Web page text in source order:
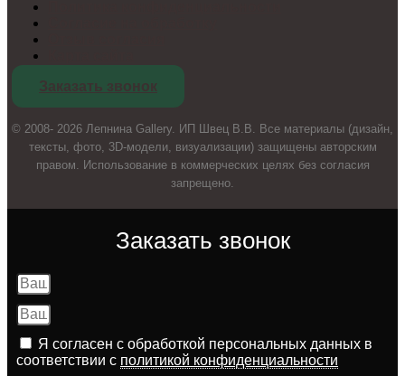
Заказать звонок
© 2008- 2026 Лепнина Gallery. ИП Швец В.В. Все материалы (дизайн,
тексты, фото, 3D-модели, визуализации) защищены авторским
правом. Использование в коммерческих целях без согласия
запрещено.
Заказать звонок
Я согласен с обработкой персональных данных в
соответствии с политикой конфиденциальности